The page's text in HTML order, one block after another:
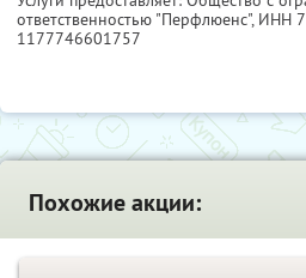
ответственностью "Перфлюенс", ИНН
1177746601757
Похожие акции: